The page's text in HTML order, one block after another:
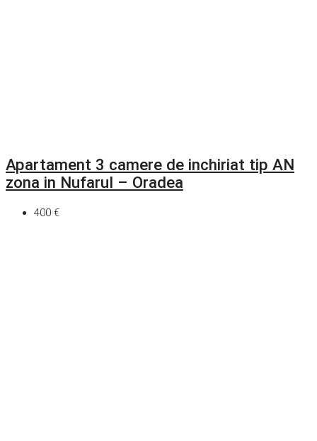
Apartament 3 camere de inchiriat tip AN
zona in Nufarul – Oradea
400 €